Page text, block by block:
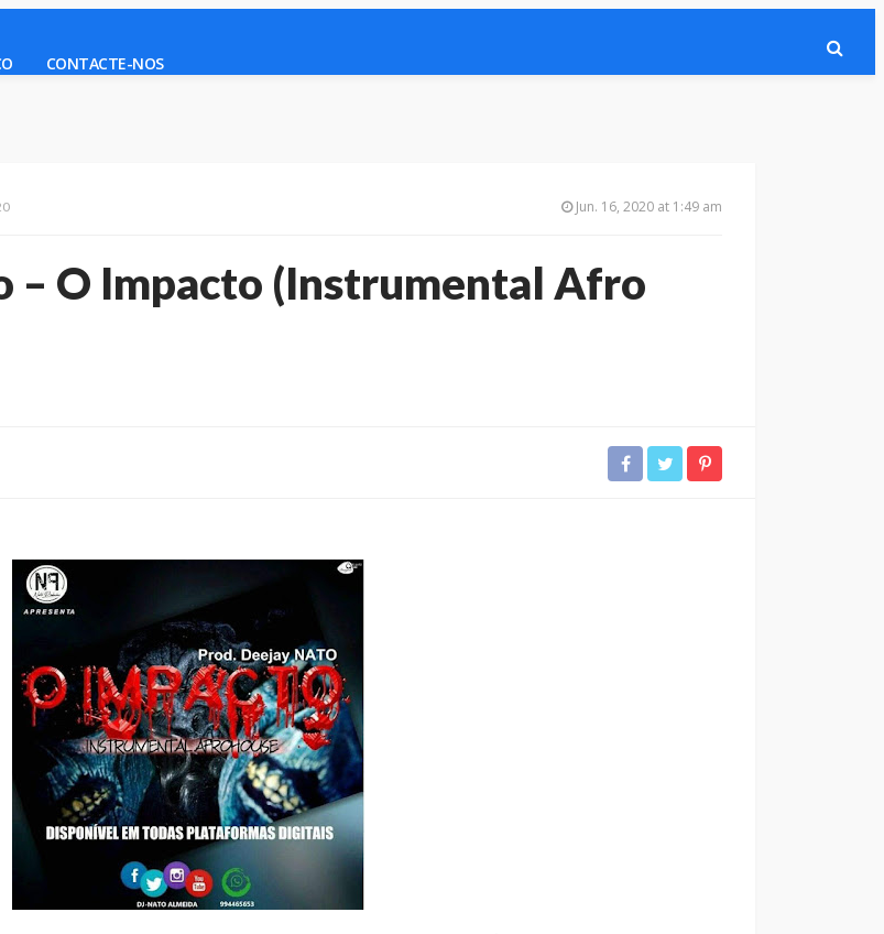
CONTACTE-NOS
Jun. 16, 2020 at 1:49 am
– O Impacto (Instrumental Afro